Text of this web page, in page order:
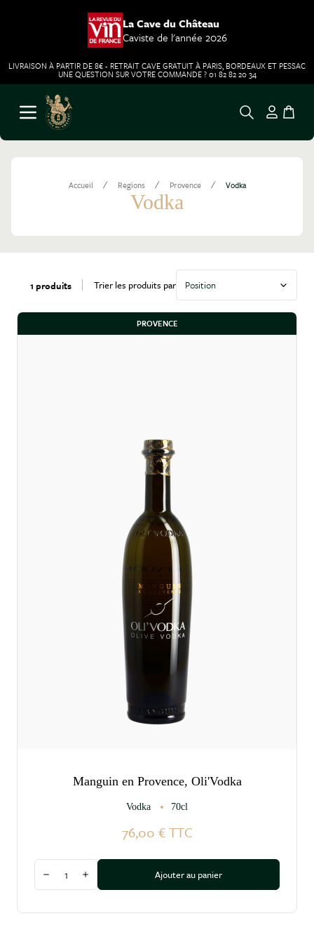
La Cave du Château
Caviste de l'année 2026
LIVRAISON À PARTIR DE 8€ - RETRAIT CAVE GRATUIT À PARIS, BORDEAUX ET PESSAC
UNE QUESTION SUR VOTRE COMMANDE ? 01 82 82 20 34
Aller au contenu
Ouvrir le menu
Accueil / Regions / Provence / Vodka
Vodka
1 produits Trier les produits par
PROVENCE
Manguin en Provence, Oli'Vodka
Vodka 70cl
76,00 € TTC
Diminuer la quantité
Augmenter la quantitéAjouter au panier